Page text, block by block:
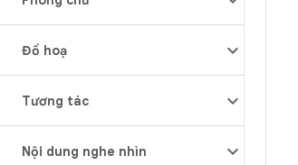
Đồ hoạ
Tương tác
Nội dung nghe nhìn